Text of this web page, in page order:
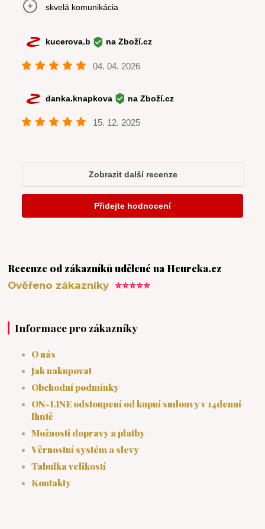
Recenze od zákazníků udělené na Heureka.cz
Ověřeno zákazníky⭐⭐⭐⭐⭐
Informace pro zákazníky
O nás
Jak nakupovat
Obchodní podmínky
ON-LINE odstoupení od kupní smlouvy v 14denní
lhůtě
Možnosti dopravy a platby
Věrnostní systém a slevy
Tabulka velikostí
Kontakty